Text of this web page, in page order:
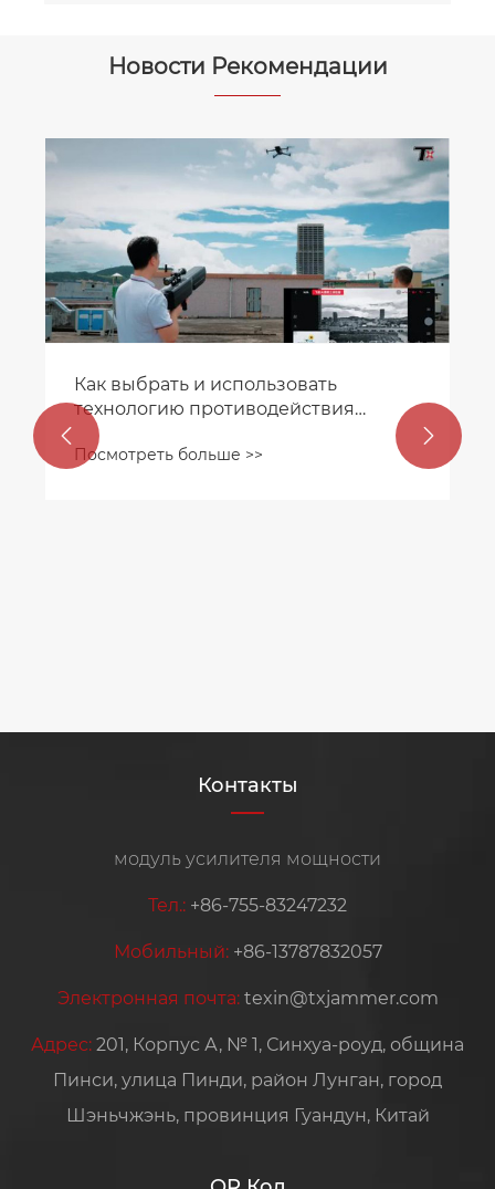
Новости Рекомендации
Как выбрать и использовать
технологию противодействия
дронов в сложной местности и
погодных условиях
Посмотреть больше >>
 
Контакты
модуль усилителя мощности
Тел.: +86-755-83247232
Мобильный: +86-13787832057
Электронная почта: texin@txjammer.com
Адрес: 201, Корпус А, № 1, Синхуа-роуд, община
Пинси, улица Пинди, район Лунган, город
Шэньчжэнь, провинция Гуандун, Китай